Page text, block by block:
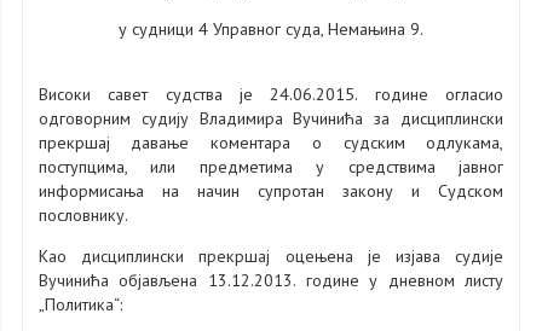
у судници 4 Управног суда, Немањина 9.
Високи савет судства је 24.06.2015. године огласио
одговорним судију Владимира Вучинића за дисциплински
прекршај давање коментара о судским одлукама,
поступцима, или предметима у средствима јавног
информисања на начин супротан закону и Судском
пословнику.
Као дисциплински прекршај оцењена је изјава судије
Вучинића објављена 13.12.2013. године у дневном листу
„Политика“: